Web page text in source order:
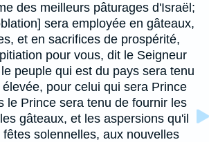
des meilleurs pâturages d'Israël;
sera employée en gâteaux,
et en sacrifices de prospérité,
pour vous, dit le Seigneur
peuple qui est du pays sera tenu
pour celui qui sera Prince
le Prince sera tenu de fournir les
gâteaux, et les aspersions qu'il
solennelles, aux nouvelles